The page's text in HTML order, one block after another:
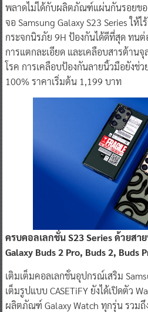
พลาดไม่ได้กับผลิตภัณฑ์แผ่นกันรอยขอ
จอ Samsung Galaxy S23 Series ให้
กระจกนิรภัย 9H ป้องกันได้ดีที่สุด ทน
การแตกละเอียด และเคลือบสารต้านจุ
โรค การเคลือบป้องกันลายนิ้วมือยังช่
100% ราคาเริ่มต้น 1,199 บาท
ครบคอลเลกชั่นS23 Seriesด้วยสา
Galaxy Buds 2 Pro, Buds 2, Buds
เติมเต็มคอลเลกชั่นอุปกรณ์เสริม
เต็มรูปแบบ CASETiFY ยังได้เปิดตัว
ผลิตภัณฑ์ Galaxy Watch ทุกรุ่น รวมถึ